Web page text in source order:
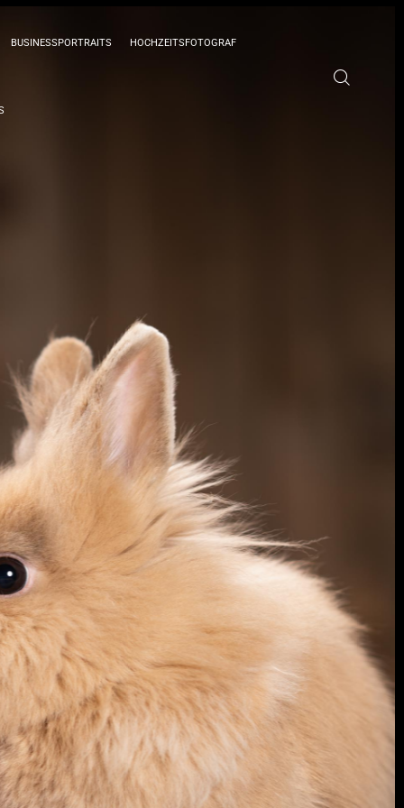
BUSINESSPORTRAITS HOCHZEITSFOTOGRAF